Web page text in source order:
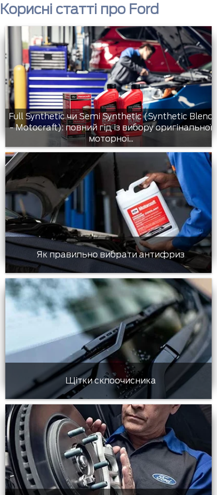
Корисні статті про Ford
Full Synthetic чи Semi Synthetic (Synthetic Blend
- Motocraft): повний гід із вибору оригінальної
моторної...
Як правильно вибрати антифриз
Щітки склоочисника